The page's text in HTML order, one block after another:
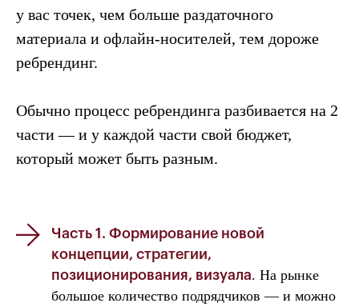
у вас точек, чем больше раздаточного
материала и офлайн-носителей, тем дороже
ребрендинг.
Обычно процесс ребрендинга разбивается на 2
части — и у каждой части свой бюджет,
который может быть разным.
Часть 1. Формирование новой
концепции, стратегии,
позиционирования, визуала. На рынке
большое количество подрядчиков — и можно